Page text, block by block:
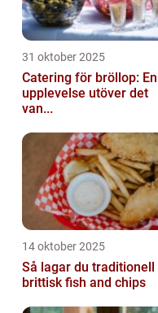
31 oktober 2025
Catering för bröllop: En
upplevelse utöver det
van...
14 oktober 2025
Så lagar du traditionell
brittisk fish and chips